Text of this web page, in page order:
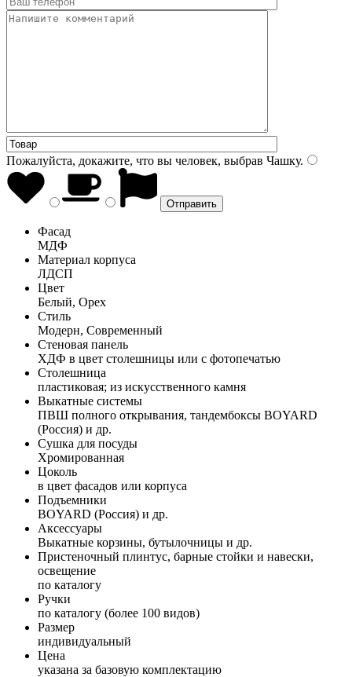
Пожалуйста, докажите, что вы человек, выбрав Чашку.
Фасад
МДФ
Материал корпуса
ЛДСП
Цвет
Белый, Орех
Стиль
Модерн, Современный
Стеновая панель
ХДФ в цвет столешницы или с фотопечатью
Столешница
пластиковая; из искусственного камня
Выкатные системы
ПВШ полного открывания, тандембоксы BOYARD
(Россия) и др.
Сушка для посуды
Хромированная
Цоколь
в цвет фасадов или корпуса
Подъемники
BOYARD (Россия) и др.
Аксессуары
Выкатные корзины, бутылочницы и др.
Пристеночный плинтус, барные стойки и навески,
освещение
по каталогу
Ручки
по каталогу (более 100 видов)
Размер
индивидуальный
Цена
указана за базовую комплектацию